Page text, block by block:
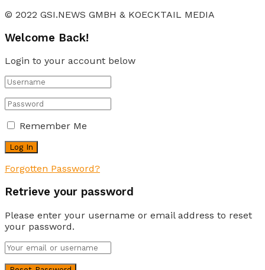
© 2022 GSI.NEWS GMBH & KOECKTAIL MEDIA
Welcome Back!
Login to your account below
Remember Me
Forgotten Password?
Retrieve your password
Please enter your username or email address to reset
your password.